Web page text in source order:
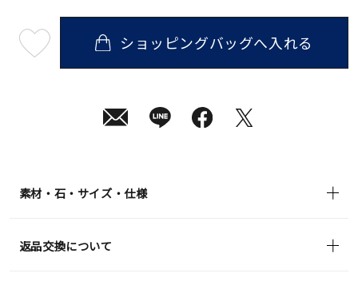
08
ショッピングバッグへ入れる
素材・石・サイズ・仕様
返品交換について